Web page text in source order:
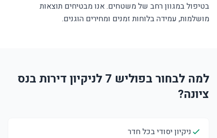
בטיפול במגוון רחב של משטחים. אנו מבטיחים תוצאות
מושלמות, עמידה בלוחות זמנים ומחירים הוגנים.
למה לבחור בפוליש 7 לניקיון דירות בנס
ציונה?
ניקיון יסודי בכל חדר